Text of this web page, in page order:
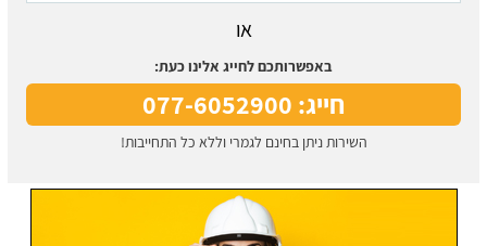
או
באפשרותכם לחייג אלינו כעת:
חייג: 077-6052900
השירות ניתן בחינם לגמרי וללא כל התחייבות!